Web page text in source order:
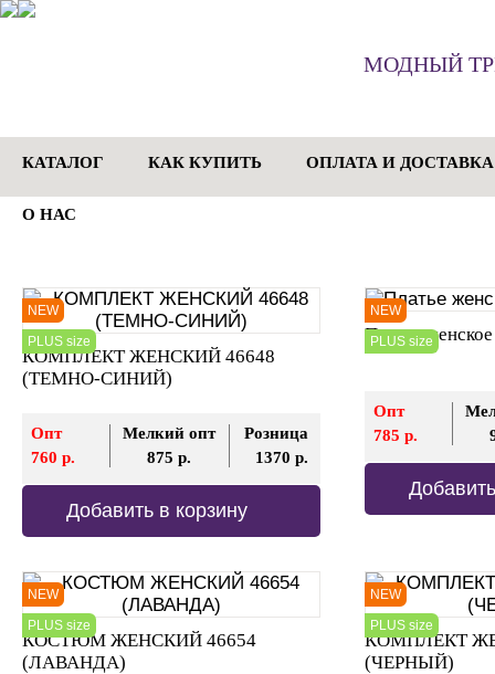
МОДНЫЙ
КАТАЛОГ КАК КУПИТЬ ОПЛАТА И ДОСТАВКА
О НАС
NEW
PLUS size
КОМПЛЕКТ ЖЕНСКИЙ 46648
(ТЕМНО-СИНИЙ)
Опт
760 р.
Мелкий опт
875 р.
Розница
1370 р.
Добавить в корзину
NEW
PLUS size
Платье
Опт
785 р.
NEW
PLUS size
КОСТЮМ ЖЕНСКИЙ 46654
(ЛАВАНДА)
NEW
PLUS size
КОМПЛЕКТ
(ЧЕРНЫЙ)